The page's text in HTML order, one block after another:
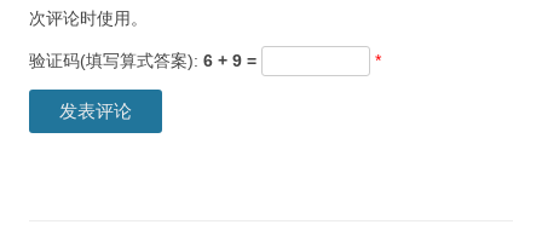
次评论时使用。
验证码(填写算式答案): 6 + 9 = *